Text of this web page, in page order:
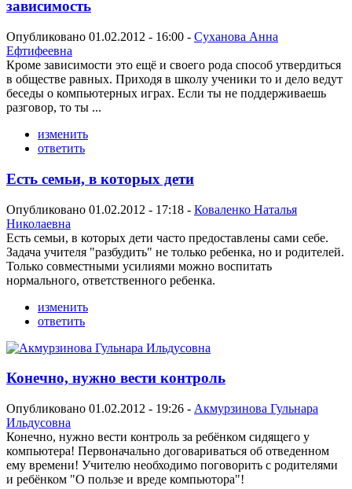
зависимость
Опубликовано 01.02.2012 - 16:00 - Суханова Анна
Ефтифеевна
Кроме зависимости это ещё и своего рода способ утвердиться
в обществе равных. Приходя в школу ученики то и дело ведут
беседы о компьютерных играх. Если ты не поддерживаешь
разговор, то ты ...
изменить
ответить
Есть семьи, в которых дети
Опубликовано 01.02.2012 - 17:18 - Коваленко Наталья
Николаевна
Есть семьи, в которых дети часто предоставлены сами себе.
Задача учителя "разбудить" не только ребенка, но и родителей.
Только совместными усилиями можно воспитать
нормального, ответственного ребенка.
изменить
ответить
Конечно, нужно вести контроль
Опубликовано 01.02.2012 - 19:26 - Акмурзинова Гульнара
Ильдусовна
Конечно, нужно вести контроль за ребёнком сидящего у
компьютера! Первоначально договариваться об отведенном
ему времени! Учителю необходимо поговорить с родителями
и ребёнком "О пользе и вреде компьютора"!